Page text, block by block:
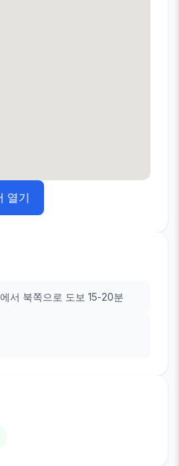
열기
서 북쪽으로 도보 15-20분